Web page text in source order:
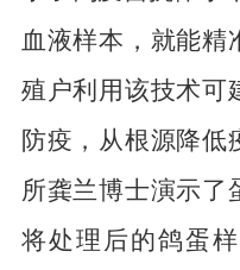
血液样本，就能精
殖户利用该技术可
防疫，从根源降低
所龚兰博士演示了
将处理后的鸽蛋